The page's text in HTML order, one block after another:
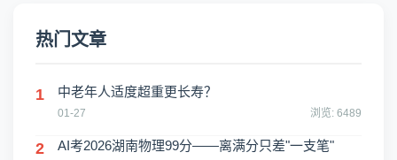
热门文章
1 中老年人适度超重更长寿？
01-27 浏览: 6489
2 AI考2026湖南物理99分——离满分只差"一支笔"